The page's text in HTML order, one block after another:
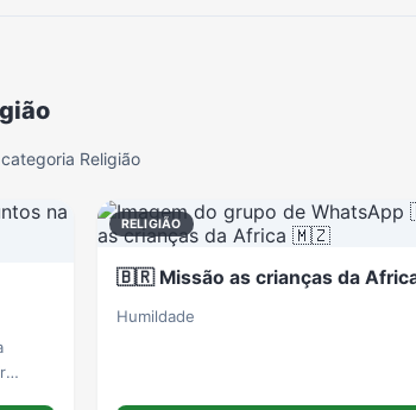
Religião
RELIGIÃO
🇧🇷 Missão as crianças da
Humildade